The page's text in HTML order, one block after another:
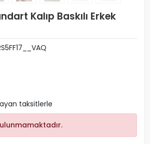
Kalıp Baskılı Erkek
taksitlerle